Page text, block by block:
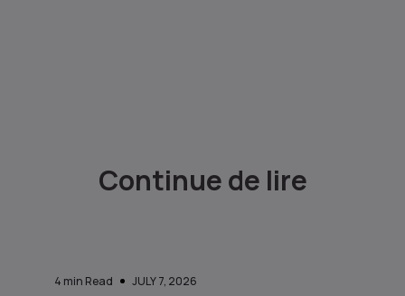
Continue de lire
4 min Read JULY 7, 2026